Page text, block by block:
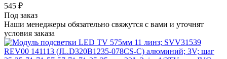
545 ₽
Под заказ
Наши менеджеры обязательно свяжутся с вами и уточнят
условия заказа